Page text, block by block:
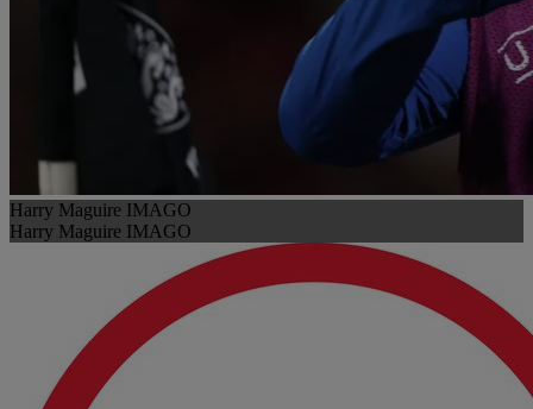
Harry Maguire IMAGO
Harry Maguire IMAGO